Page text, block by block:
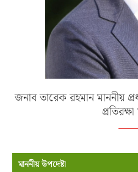
জনাব তারেক রহমান মাননীয়
মাননীয় উপদেষ্টা